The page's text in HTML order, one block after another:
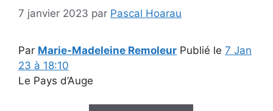
7 janvier 2023 par Pascal Hoarau
Par Marie-Madeleine Remoleur Publié le 7 Jan
23 à 18:10
Le Pays d’Auge